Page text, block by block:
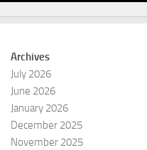
Archives
July 2026
June 2026
January 2026
December 2025
November 2025